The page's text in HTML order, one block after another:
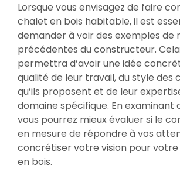
Lorsque vous envisagez de faire
chalet en bois habitable, il est
demander à voir des exemples de
précédentes du constructeur.
permettra d’avoir une idée
qualité de leur travail, du style des
qu’ils proposent et de leur
domaine spécifique. En examinant
vous pourrez mieux évaluer si le
en mesure de répondre à vos
concrétiser votre vision pour
en bois.